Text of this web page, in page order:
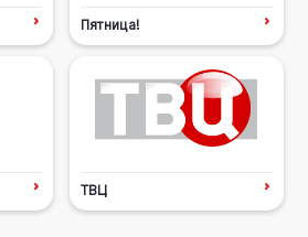
Пятница!
ТВЦ